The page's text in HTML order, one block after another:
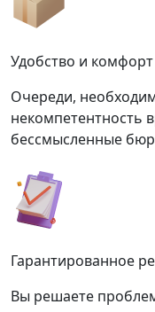
Удобство и комфорт
Очереди,
некомпетентность
бессмысленные
Гарантированное
Вы решаете